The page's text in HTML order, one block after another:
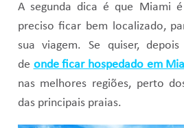
A segunda dica é que Miami
preciso ficar bem localizado,
sua viagem. Se quiser,
de onde ficar hospedado em
nas melhores regiões, perto
das principais praias.